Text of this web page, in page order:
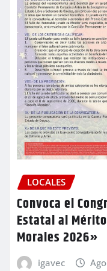
LOCALES
Convoca el
Estatal al
Morales 2026»
igavec